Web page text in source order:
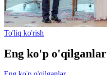
To'liq ko'rish
Eng ko'p o'qilganlar